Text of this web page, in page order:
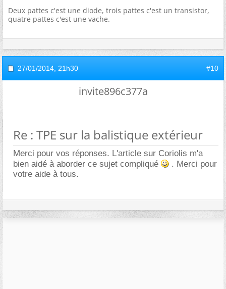
Deux pattes c'est une diode, trois pattes c'est un transistor,
quatre pattes c'est une vache.
27/01/2014, 21h30 #10
invite896c377a
Re : TPE sur la balistique extérieur
Merci pour vos réponses. L'article sur Coriolis m'a
bien aidé à aborder ce sujet compliqué
. Merci pour
votre aide à tous.